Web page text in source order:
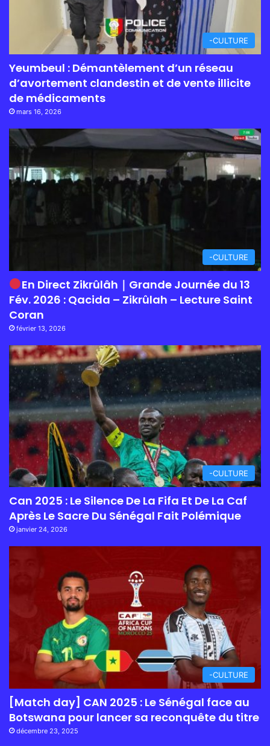
-CULTURE
Yeumbeul : Démantèlement d’un réseau
d’avortement clandestin et de vente illicite
de médicaments
mars 16, 2026
-CULTURE
En Direct Zikrûlâh｜Grande Journée du 13
Fév. 2026 : Qacida – Zikrûlah – Lecture Saint
Coran
février 13, 2026
-CULTURE
Can 2025 : Le Silence De La Fifa Et De La Caf
Après Le Sacre Du Sénégal Fait Polémique
janvier 24, 2026
-CULTURE
[Match day] CAN 2025 : Le Sénégal face au
Botswana pour lancer sa reconquête du titre
décembre 23, 2025